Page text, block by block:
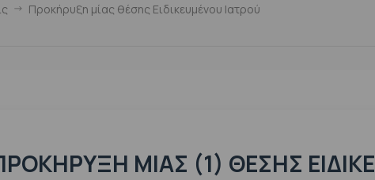
Προκήρυξη μίας θέσης Ειδικευμένου Ιατρού
ΜΊΑΣ (1) ΘΈΣΗΣ